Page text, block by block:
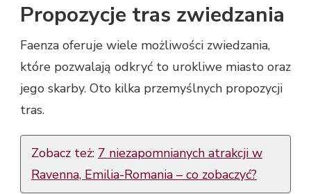
Propozycje tras zwiedzania
Faenza oferuje wiele możliwości zwiedzania,
które pozwalają odkryć to urokliwe miasto oraz
jego skarby. Oto kilka przemyślnych propozycji
tras.
Zobacz też: 7 niezapomnianych atrakcji w
Ravenna, Emilia-Romania – co zobaczyć?